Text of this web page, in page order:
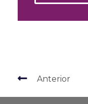
Anterior